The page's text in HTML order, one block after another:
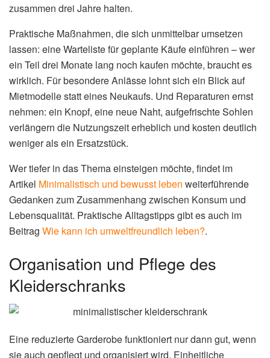
zusammen drei Jahre halten.
Praktische Maßnahmen, die sich unmittelbar umsetzen
lassen: eine Warteliste für geplante Käufe einführen – wer
ein Teil drei Monate lang noch kaufen möchte, braucht es
wirklich. Für besondere Anlässe lohnt sich ein Blick auf
Mietmodelle statt eines Neukaufs. Und Reparaturen ernst
nehmen: ein Knopf, eine neue Naht, aufgefrischte Sohlen
verlängern die Nutzungszeit erheblich und kosten deutlich
weniger als ein Ersatzstück.
Wer tiefer in das Thema einsteigen möchte, findet im
Artikel Minimalistisch und bewusst leben weiterführende
Gedanken zum Zusammenhang zwischen Konsum und
Lebensqualität. Praktische Alltagstipps gibt es auch im
Beitrag Wie kann ich umweltfreundlich leben?.
Organisation und Pflege des
Kleiderschranks
Eine reduzierte Garderobe funktioniert nur dann gut, wenn
sie auch gepflegt und organisiert wird. Einheitliche